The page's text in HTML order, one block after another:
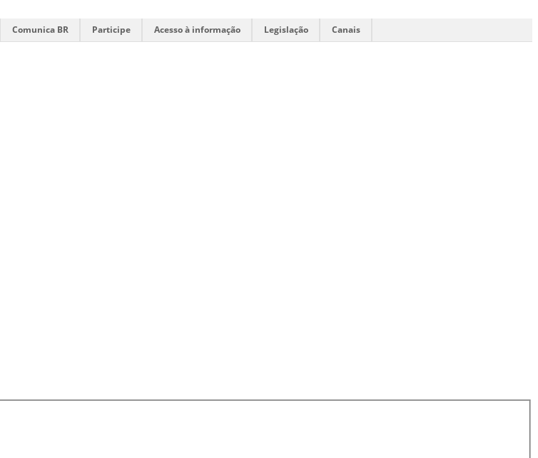
Comunica BR Participe Acesso à informação Legislação Canais